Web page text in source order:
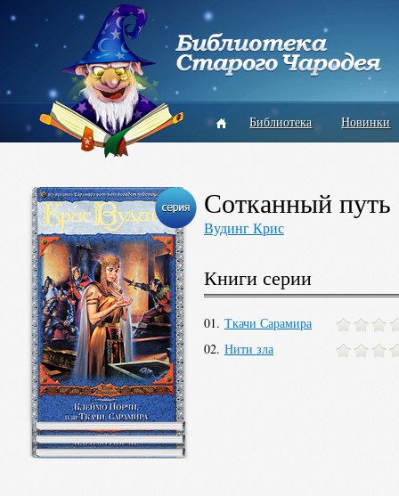
Библиотека Новинки
Сотканный путь
Вудинг Крис
Книги серии
01. Ткачи Сарамира
02. Нити зла